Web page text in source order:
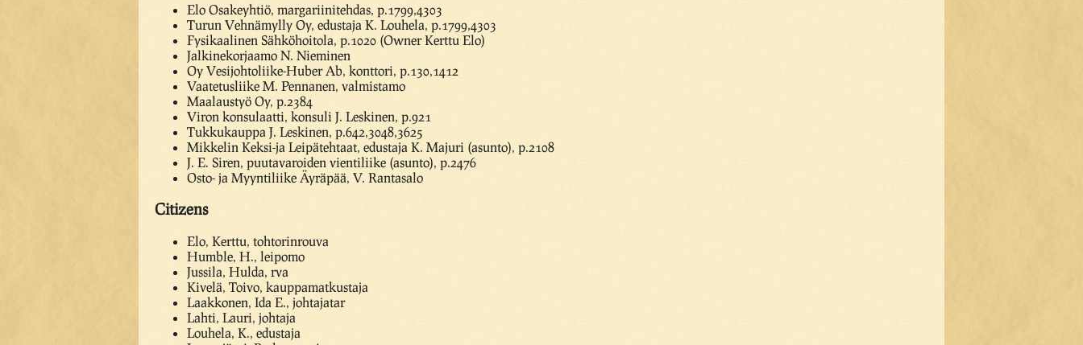
Elo Osakeyhtiö, margariinitehdas, p.1799,4303
Turun Vehnämylly Oy, edustaja K. Louhela, p.1799,4303
Fysikaalinen Sähköhoitola, p.1020 (Owner Kerttu Elo)
Jalkinekorjaamo N. Nieminen
Oy Vesijohtoliike-Huber Ab, konttori, p.130,1412
Vaatetusliike M. Pennanen, valmistamo
Maalaustyö Oy, p.2384
Viron konsulaatti, konsuli J. Leskinen, p.921
Tukkukauppa J. Leskinen, p.642,3048,3625
Mikkelin Keksi-ja Leipätehtaat, edustaja K. Majuri (asunto), p.2108
J. E. Siren, puutavaroiden vientiliike (asunto), p.2476
Osto- ja Myyntiliike Äyräpää, V. Rantasalo
Citizens
Elo, Kerttu, tohtorinrouva
Humble, H., leipomo
Jussila, Hulda, rva
Kivelä, Toivo, kauppamatkustaja
Laakkonen, Ida E., johtajatar
Lahti, Lauri, johtaja
Louhela, K., edustaja